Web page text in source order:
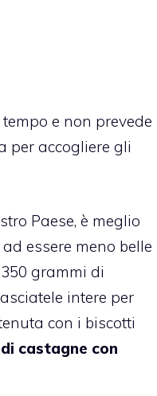
e non prevede
per accogliere gli
Paese, è meglio
essere meno belle
grammi di
intere per
con i biscotti
castagne con